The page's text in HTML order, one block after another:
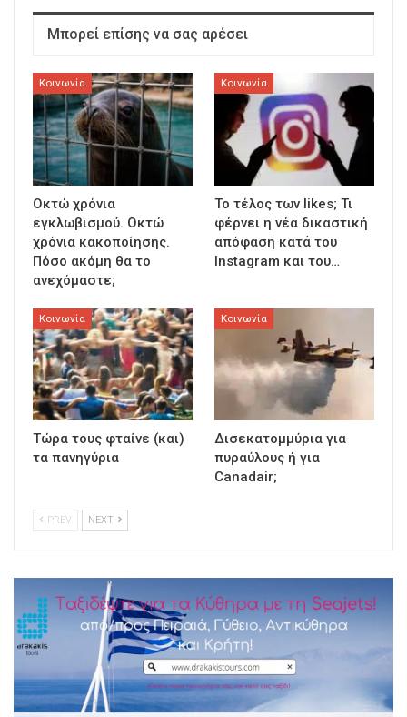
Μπορεί επίσης να σας αρέσει
Κοινωνία
Οκτώ χρόνια
εγκλωβισμού. Οκτώ
χρόνια κακοποίησης.
Πόσο ακόμη θα το
ανεχόμαστε;
Κοινωνία
To τέλος των likes; Τι
φέρνει η νέα δικαστική
απόφαση κατά του
Instagram και του…
Κοινωνία
Τώρα τους φταίνε (και)
τα πανηγύρια
Κοινωνία
Δισεκατομμύρια για
πυραύλους ή για
Canadair;
PREV NEXT